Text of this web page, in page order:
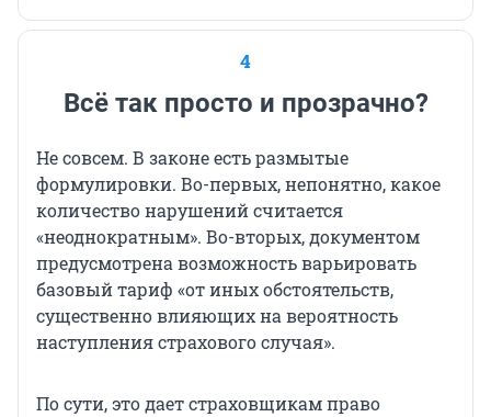
4
Всё так просто и прозрачно?
Не совсем. В законе есть размытые
формулировки. Во-первых, непонятно, какое
количество нарушений считается
«неоднократным». Во-вторых, документом
предусмотрена возможность варьировать
базовый тариф «от иных обстоятельств,
существенно влияющих на вероятность
наступления страхового случая».
По сути, это дает страховщикам право